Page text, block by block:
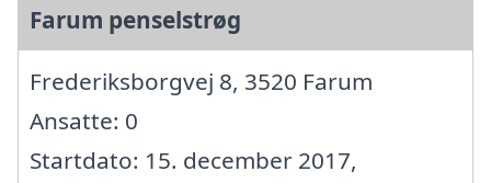
Farum penselstrøg
Frederiksborgvej 8, 3520 Farum
Ansatte: 0
Startdato: 15. december 2017,